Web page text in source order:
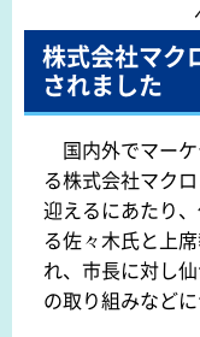
株式会社マク
されました
国内外でマー
る株式会社マク
迎えるにあたり
る佐々木氏と上
れ、市長に対し
の取り組みなど